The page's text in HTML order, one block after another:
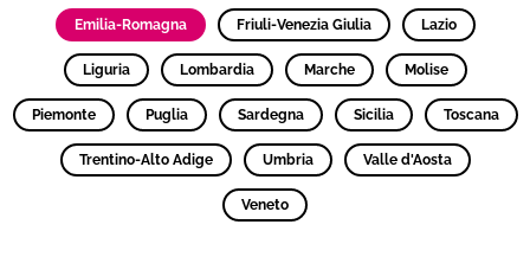
Emilia-Romagna Friuli-Venezia Giulia Lazio
Liguria Lombardia Marche Molise
Piemonte Puglia Sardegna Sicilia Toscana
Trentino-Alto Adige Umbria Valle d'Aosta
Veneto